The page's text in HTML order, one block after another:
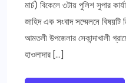
মার্চ) বিকেলে ৩টায় পুলিশ সুপার
জাহিদ এক সংবাদ সম্মেলনে
আমতলী উপজেলার সেকান্দাখালী
হাওলাদার […]